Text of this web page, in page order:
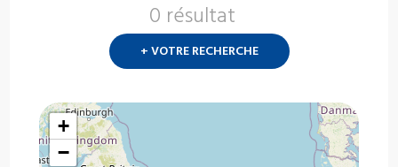
0 résultat
+ VOTRE RECHERCHE
+
−